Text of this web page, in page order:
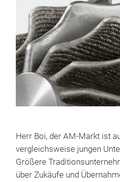
Herr Boi, der AM-Markt ist
vergleichsweise jungen
Größere
über Zukäufe und